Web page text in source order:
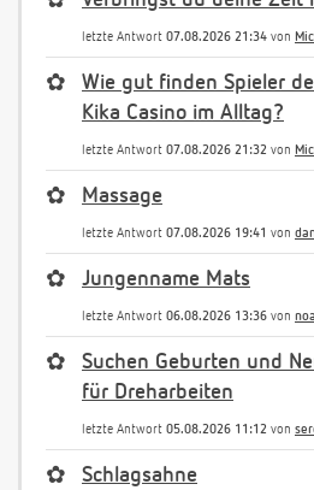
letzte Antwort 07.08.2026 21:34 von
✿
Wie gut finden Spieler
Kika Casino im Alltag?
letzte Antwort 07.08.2026 21:32 von
✿ Massage
letzte Antwort 07.08.2026 19:41 von
✿ Jungenname Mats
letzte Antwort 06.08.2026 13:36 von
✿
Suchen Geburten und
für Dreharbeiten
letzte Antwort 05.08.2026 11:12 von
✿ Schlagsahne